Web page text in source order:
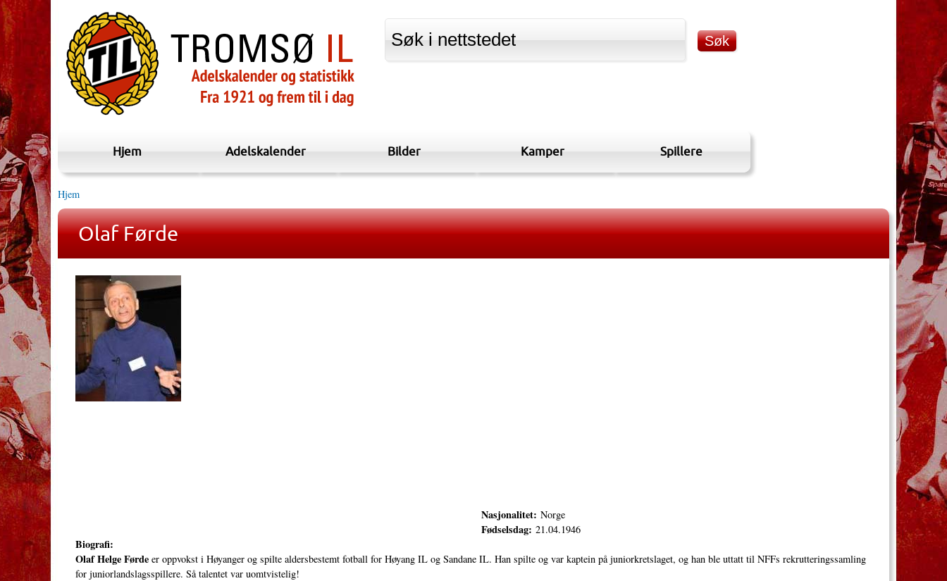
Hjem Adelskalender Bilder Kamper Spillere
Hjem
Olaf Førde
Nasjonalitet:Norge
Fødselsdag:21.04.1946
Biografi:
Olaf Helge Førdeer oppvokst i Høyanger og spilte aldersbestemt fotball for Høyang IL og Sandane IL. Han spilte og var kaptein på juniorkretslaget, og han ble uttatt til NFFs rekrutteringssamling
for juniorlandslagsspillere. Så talentet var uomtvistelig!